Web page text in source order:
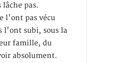
lâche pas.
l'ont pas vécu
l'ont subi, sous la
famille, du
absolument.